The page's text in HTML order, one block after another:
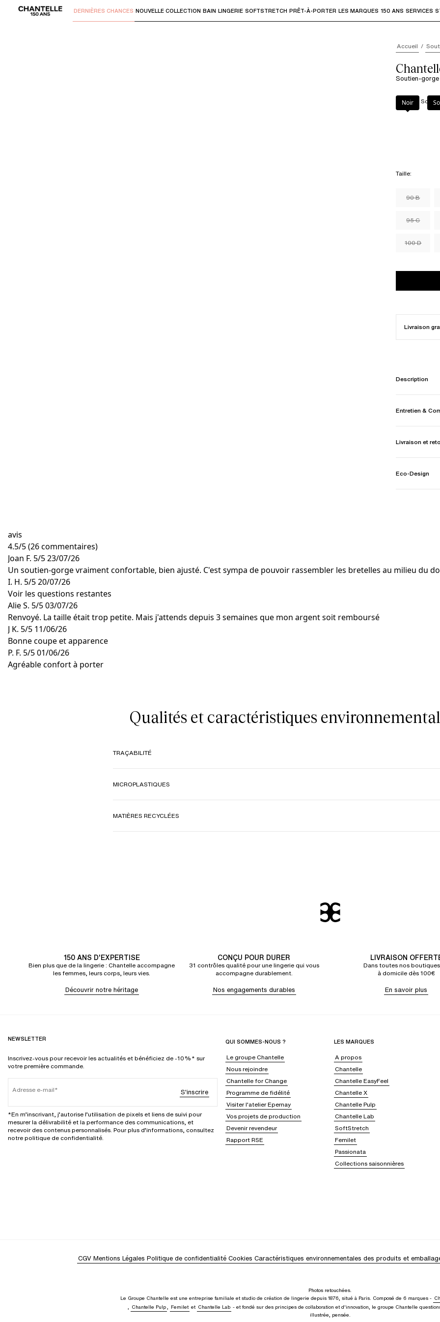
Utilisez "Flèche bas" ou "Entrer" pour accéder aux sous-menus et "Flèche haut" ou "Échap" pour
DERNIÈRES CHANCES NOUVELLE COLLECTION BAIN LINGERIE SOFTSTRETCH PRÊT-À-PORTER LES MARQUES 150 ANS SERVICES
Accueil
Soutien-
Couleur Soft
Noir
Taille:
90 B
95 C
100 D
Livraison
Description
Entretien &
Livraison et
Eco-Design
avis
4.5/5(26 commentaires)
Joan F. 5/523/07/26
Un soutien-gorge vraiment confortable, bien ajusté. C'est sympa de pouvoir rassembler les bretelles au milieu du
I. H. 5/520/07/26
Voir les questions restantes
Alie S. 5/503/07/26
Renvoyé. La taille était trop petite. Mais j'attends depuis 3 semaines que mon argent soit remboursé
J K. 5/5 11/06/26
Bonne coupe et apparence
P. F. 5/501/06/26
Agréable confort à porter
Qualités et caractéristiques
TRAÇABILITÉ
MICROPLASTIQUES
MATIÈRES RECYCLÉES
150 ANS D'EXPERTISE
Bien plus que de la lingerie : Chantelle accompagne
les femmes, leurs corps, leurs vies.
Découvrir notre héritage
CONÇU POUR DURER
31 contrôles qualité pour une lingerie qui vous
accompagne durablement.
Nos engagements durables
LIVRAISON
Dans toutes nos
à domicile dès 100€
En savoir plus
NEWSLETTER
Inscrivez-vous pour recevoir les actualités et bénéficiez de -10%* sur
votre première commande.
Adresse e-mail S'inscrire
*En m’inscrivant, j’autorise l’utilisation de pixels et liens de suivi pour
mesurer la délivrabilité et la performance des communications, et
recevoir des contenus personnalisés. Pour plus d’informations, consultez
notre politique de confidentialité.
QUI SOMMES-NOUS ?
Le groupe Chantelle
Nous rejoindre
Chantelle for Change
Programme de fidélité
Visiter l'atelier Epernay
Vos projets de production
Devenir revendeur
Rapport RSE
LES MARQUES
A propos
Chantelle
Chantelle EasyFeel
Chantelle X
Chantelle Pulp
Chantelle Lab
SoftStretch
Femilet
Passionata
Collections saisonnières
CGV Mentions Légales Politique de confidentialité Cookies Caractéristiques environnementales des produits et
Photos retouchées.
Le Groupe Chantelle est une entreprise familiale et studio de création de lingerie depuis 1876, situé à Paris. Composé de 6 marques -
, Chantelle Pulp, Femilet et Chantelle Lab - et fondé sur des principes de collaboration et d'innovation, le groupe Chantelle
illustrée, pensée.